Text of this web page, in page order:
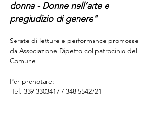
donna - Donne nell’arte e
pregiudizio di genere"
Serate di letture e performance promosse
da Associazione Dipetto col patrocinio del
Comune
Per prenotare:
Tel. 339 3303417 / 348 5542721